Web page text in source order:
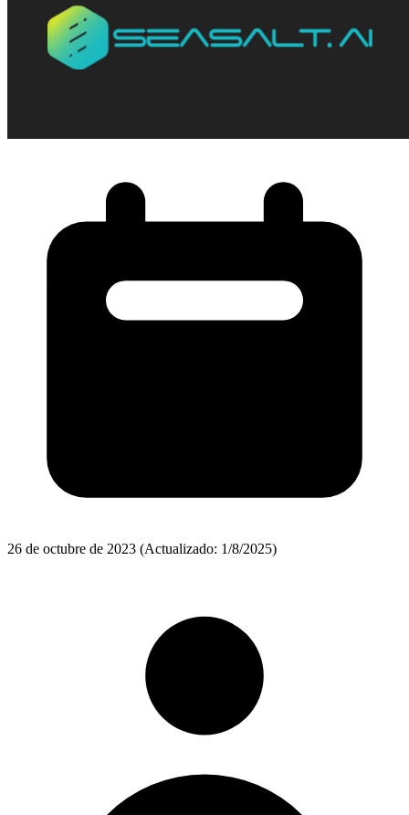
26 de octubre de 2023 (Actualizado: 1/8/2025)